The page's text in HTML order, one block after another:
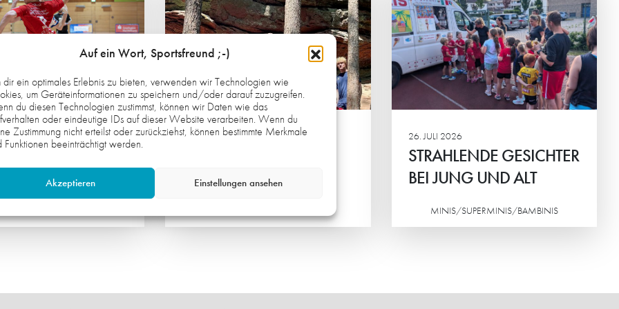
Auf ein Wort, Sportsfreund ;-)
dir ein optimales Erlebnis zu bieten, verwenden wir Technologien wie
um Geräteinformationen zu speichern und/oder darauf zuzugreifen.
du diesen Technologien zustimmst, können wir Daten wie das
oder eindeutige IDs auf dieser Website verarbeiten. Wenn du
Zustimmung nicht erteilst oder zurückziehst, können bestimmte Merkmale
Funktionen beeinträchtigt werden.
Akzeptieren Einstellungen ansehen
2026 27. JULI 2026
GESTÄRKT
C2 der HG
in der Südpfalz.
26. JULI 2026
STRAHLENDE GESICHTER
BEI JUNG UND ALT
MINIS/SUPERMINIS/BAMBINIS
BEI JUNG UND ALT
Beim Eltern-Kind-Turnier der HG-
Minis standen vor allem der
gemeinsame Spaß, sportlicher
Ehrgeiz und das Miteinander im
Mittelpunkt.